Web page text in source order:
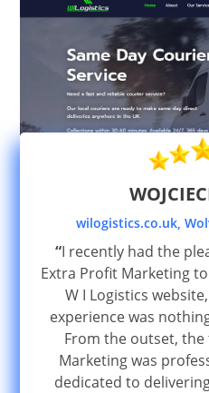
wilogistics.co.uk,
“I recently had the
Extra Profit Marketing
W I Logistics
experience was
From the outset,
Marketing was
dedicated to